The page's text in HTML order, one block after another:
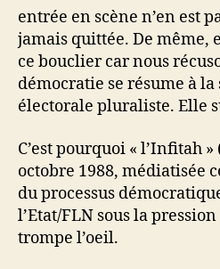
entrée en scène n’en est
jamais quittée. De même,
ce bouclier car nous
démocratie se résume à
électorale pluraliste. Elle
C’est pourquoi « l’Infitah
octobre 1988, médiatisée
du processus
l’Etat/FLN sous la
trompe l’oeil.